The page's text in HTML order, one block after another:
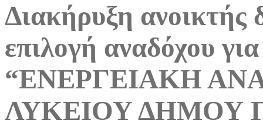
Διακήρυξη ανοικτής
επιλογή αναδόχου
“ΕΝΕΡΓΕΙΑΚΗ
ΛΥΚΕΙΟΥ ΔΗΜΟΥ